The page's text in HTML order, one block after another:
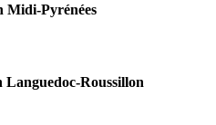
Midi-Pyrénées
Roussillon